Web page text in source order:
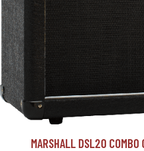
MARSHALL DSL20 COMBO